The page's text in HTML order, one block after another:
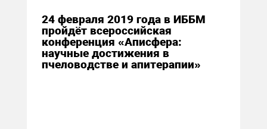
24 февраля 2019 года в ИББМ
пройдёт всероссийская
конференция «Аписфера:
научные достижения в
пчеловодстве и апитерапии»